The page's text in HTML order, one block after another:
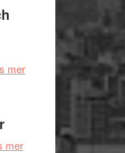
merom
merom